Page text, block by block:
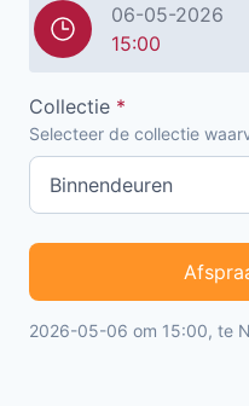
06-05-2026
15:00
Collectie *
Selecteer de collectie
2026-05-06 om 15:00, te